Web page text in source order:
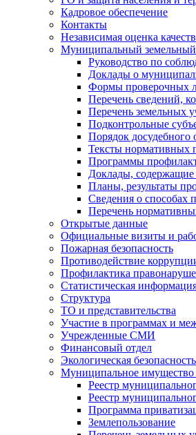
Кадровое обеспечение
Контакты
Независимая оценка
Муниципальный земельный
Руководство по
Доклады о
Формы проверочных
Перечень сведений,
Перечень земельных
Подконтрольные
Порядок досудебного
Тексты нормативных
Программы
Доклады, содержащие
Планы, результаты
Сведения о способах
Перечень
Открытые данные
Официальные визиты и
Пожарная безопасность
Противодействие
Профилактика
Статистическая
Структура
ТО и представительства
Участие в программах и
Учрежденные СМИ
Финансовый отдел
Экологическая безопасность
Муниципальное имущество
Реестр
Реестр
Программа
Землепользование